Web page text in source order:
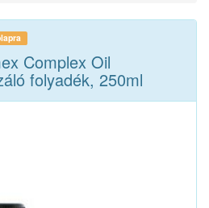
Complex Oil
folyadék, 250ml